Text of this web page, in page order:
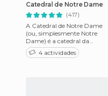
Catedral de Notre Dame
(417)
A Catedral de Notre Dame
(ou, simplesmente Notre
Dame) é a catedral da
arquidiocese de Paris. A Lei de
1905 sobre a separação entr
4 actividades